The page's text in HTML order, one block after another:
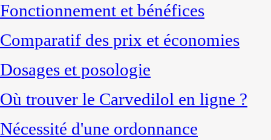
Fonctionnement et bénéfices
Comparatif des prix et économies
Dosages et posologie
Où trouver le Carvedilol en ligne ?
Nécessité d'une ordonnance